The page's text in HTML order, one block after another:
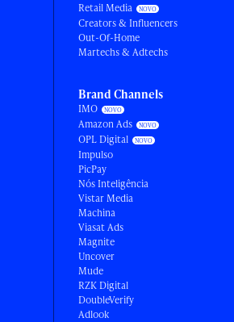
Retail Media
Creators & Influencers
Out-Of-Home
Martechs & Adtechs
Brand Channels
IMO
Amazon Ads
OPL Digital
Impulso
PicPay
Nós Inteligência
Vistar Media
Machina
Viasat Ads
Magnite
Uncover
Mude
RZK Digital
DoubleVerify
Adlook